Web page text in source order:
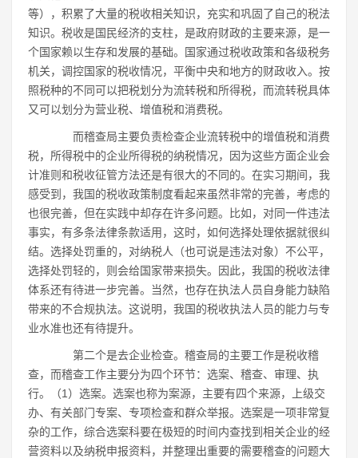
等），积累了大量的税收相关知识，充实和巩固了自己的税法
知识。税收是国民经济的支柱，是政府财政的主要来源，是一
个国家赖以生存和发展的基础。国家通过税收政策和各级税务
机关，调控国家的税收情况，平衡中央和地方的财政收入。按
照税种的不同可以把税划分为流转税和所得税，而流转税具体
又可以划分为营业税、增值税和消费税。
而稽查局主要负责检查企业流转税中的增值税和消费
税，所得税中的企业所得税的纳税情况，因为这些方面企业会
计准则和税收征管方法还是有很大的不同的。在实习期间，我
感受到，我国的税收政策制度看起来虽然非常的完善，考虑的
也很完善，但在实践中却存在许多问题。比如，对同一件违法
事实，有多条法律条款适用，这时，如何选择处理依据就很纠
结。选择处罚重的，对纳税人（也可说是违法对象）不公平，
选择处罚轻的，则会给国家带来损失。因此，我国的税收法律
体系还有待进一步完善。当然，也存在执法人员自身能力缺陷
带来的不合规执法。这说明，我国的税收执法人员的能力与专
业水准也还有待提升。
第二个是去企业检查。稽查局的主要工作是税收稽
查，而稽查工作主要分为四个环节：选案、稽查、审理、执
行。（1）选案。选案也称为案源，主要有四个来源，上级交
办、有关部门专案、专项检查和群众举报。选案是一项非常复
杂的工作，综合选案科要在极短的时间内查找到相关企业的经
营资料以及纳税申报资料，并整理出重要的需要稽查的问题大